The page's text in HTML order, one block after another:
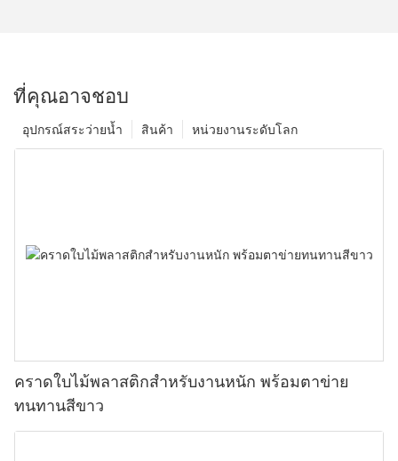
ที่คุณอาจชอบ
หน่วยงานระดับโลก
สินค้า
อุปกรณ์สระว่ายน้ำ
คราดใบไม้พลาสติกสำหรับงานหนัก พร้อมตาข่าย
ทนทานสีขาว